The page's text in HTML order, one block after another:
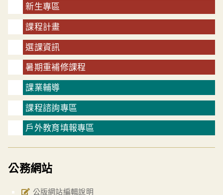
新生專區
課程計畫
選課資訊
暑期重補修課程
課業輔導
課程諮詢專區
戶外教育填報專區
公務網站
公版網站編輯說明